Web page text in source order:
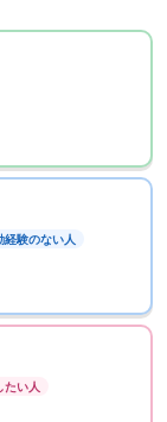
経験のない人
たい人